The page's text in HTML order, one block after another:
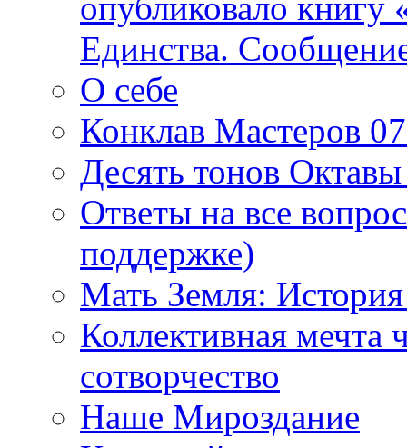
Единства.
О себе
Конклав Мастеров
Десять тонов
Ответы на все
поддержке)
Мать Земля: История
Коллективная мечта
сотворчество
Наше Мироздание